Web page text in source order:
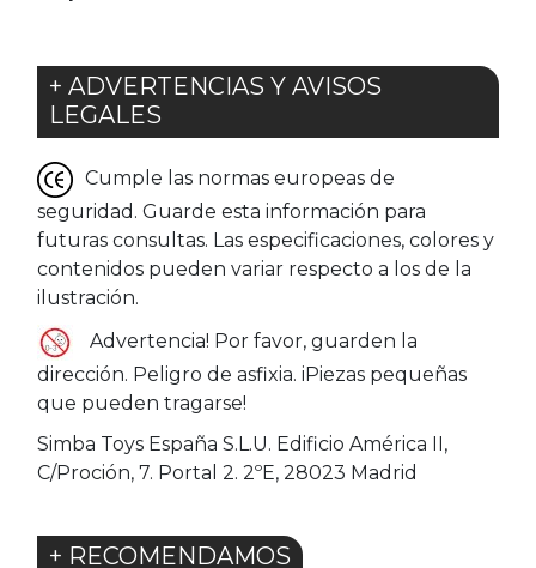
+ ADVERTENCIAS Y AVISOS
LEGALES
Cumple las normas europeas de
seguridad. Guarde esta información para
futuras consultas. Las especificaciones, colores y
contenidos pueden variar respecto a los de la
ilustración.
Advertencia! Por favor, guarden la
dirección. Peligro de asfixia. iPiezas pequeñas
que pueden tragarse!
Simba Toys España S.L.U. Edificio América II,
C/Proción, 7. Portal 2. 2ºE, 28023 Madrid
+ RECOMENDAMOS